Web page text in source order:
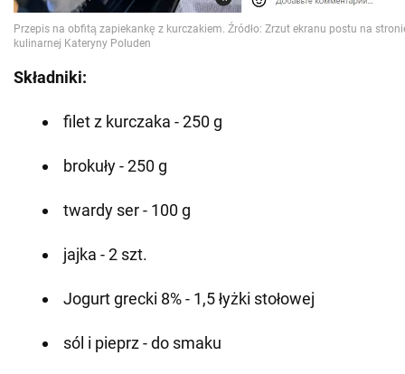
Składniki:
filet z kurczaka - 250 g
brokuły - 250 g
twardy ser - 100 g
jajka - 2 szt.
Jogurt grecki 8% - 1,5 łyżki stołowej
sól i pieprz - do smaku